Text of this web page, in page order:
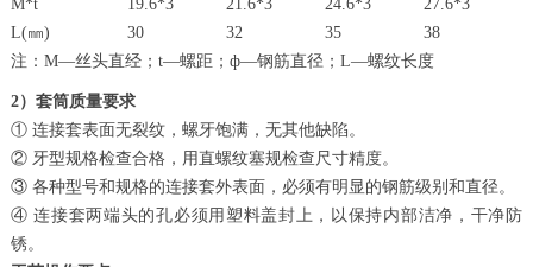
M*t
19.6*3 21.6*3 24.6*3
27.6*3
L(㎜)
30 32 35
38
注：M—丝头直经；t—螺距；ф—钢筋直径；L—螺纹长度
2）套筒质量要求
① 连接套表面无裂纹，螺牙饱满，无其他缺陷。
② 牙型规格检查合格，用直螺纹塞规检查尺寸精度。
③ 各种型号和规格的连接套外表面，必须有明显的钢筋级别和直径。
④ 连接套两端头的孔必须用塑料盖封上，以保持内部洁净，干净防
锈。